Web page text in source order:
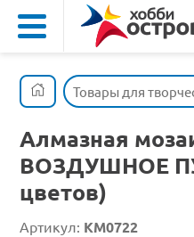
Товары для
Алмазная
ВОЗДУШНОЕ
цветов)
Артикул: KM0722